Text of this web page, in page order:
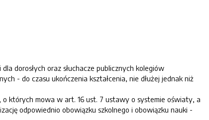
dorosłych oraz słuchacze publicznych kolegiów
- do czasu ukończenia kształcenia, nie dłużej jednak niż
których mowa w art. 16 ust. 7 ustawy o systemie oświaty, a
odpowiednio obowiązku szkolnego i obowiązku nauki -